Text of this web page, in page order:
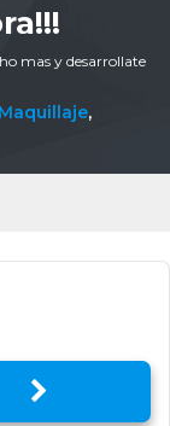
mas y desarrollate
Maquillaje,